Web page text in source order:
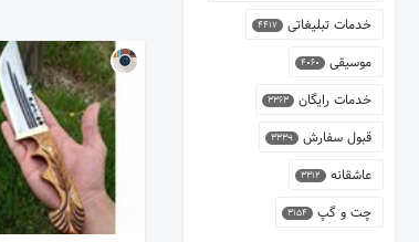
خدمات تبلیغاتی 4417
موسیقی 4060
خدمات رایگان 3363
قبول سفارش 3339
عاشقانه 3312
چت و گپ 3154